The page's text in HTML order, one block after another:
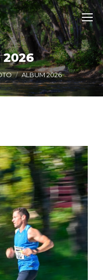
2026
ALBUM 2026